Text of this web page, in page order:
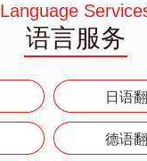
Language
语言服务
日语
德语